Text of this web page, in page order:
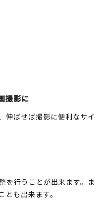
撮影に
伸ばせば撮影に便利なサイ
を行うことが出来ます。ま
とも出来ます。